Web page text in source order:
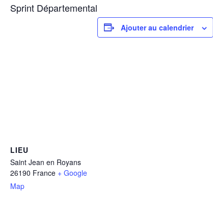
Sprint Départemental
Ajouter au calendrier
LIEU
Saint Jean en Royans
26190 France + Google
Map